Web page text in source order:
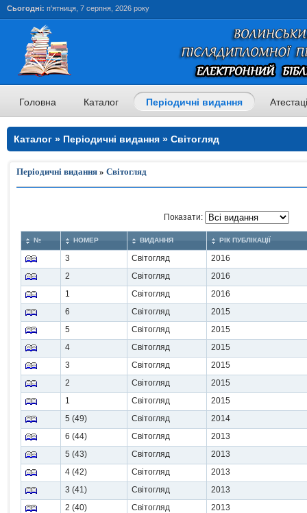
Сьогодні: п'ятниця, 7 серпня, 2026 року
Головна Каталог Періодичні видання
Каталог » Періодичні видання » Світогляд
Періодичні видання » Світогляд
Показати:
№ НОМЕР ВИДАННЯ РІК ПУБЛІКАЦІЇ
3 Світогляд
2016
2
Світогляд
2016
1
Світогляд
2016
6
Світогляд
2015
5
Світогляд
2015
4
Світогляд
2015
3
Світогляд
2015
2
Світогляд
2015
1
Світогляд
2015
5 (49)
Світогляд
2014
6 (44)
Світогляд
2013
5 (43)
Світогляд
2013
4 (42)
Світогляд
2013
3 (41)
Світогляд
2013
2 (40)
Світогляд
2013